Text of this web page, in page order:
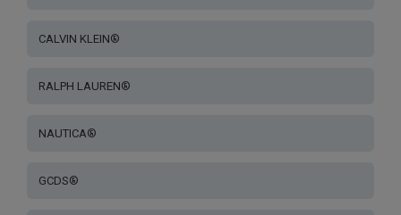
CALVIN KLEIN®
RALPH LAUREN®
NAUTICA®
GCDS®